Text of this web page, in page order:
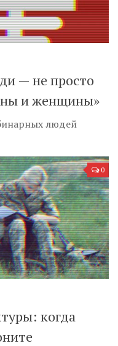
— не просто
и женщины»
людей
0
когда